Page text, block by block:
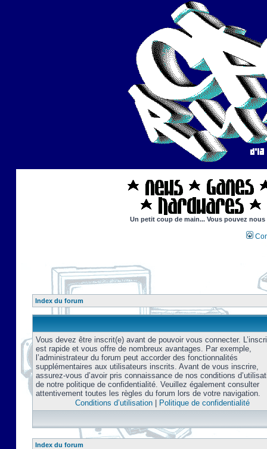
Un petit coup de main... Vous pouvez
Index du forum
Vous devez être inscrit(e) avant de pouvoir vous connecter.
est rapide et vous offre de nombreux avantages. Par exemple,
l’administrateur du forum peut accorder des fonctionnalités
supplémentaires aux utilisateurs inscrits. Avant de vous inscrire,
assurez-vous d’avoir pris connaissance de nos conditions
de notre politique de confidentialité. Veuillez également consulter
attentivement toutes les règles du forum lors de votre navigation.
Conditions d’utilisation| Politique de confidentialité
Index du forum